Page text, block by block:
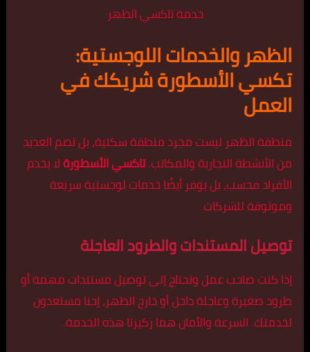
خدمة تاكسي الظهر
الظهر والخدمات اللوجستية:
تكسي الأسطورة شريكك في
العمل
منطقة الظهر ليست مجرد منطقة سكنية، بل تضم العديد
من الأنشطة التجارية والمكاتب.تاكسي الأسطورةلا يخدم
الأفراد فحسب، بل يوفر أيضًا خدمات لوجستية سريعة
وموثوقة للشركات.
توصيل المستندات والطرود العاجلة
إذا كنت صاحب عمل وتحتاج إلى توصيل مستندات مهمة أو
طرود صغيرة وعاجلة داخل أو خارج الظهر، إحنا مستعدون
لخدمتك. السرعة والأمان هما ركيزتا هذه الخدمة.